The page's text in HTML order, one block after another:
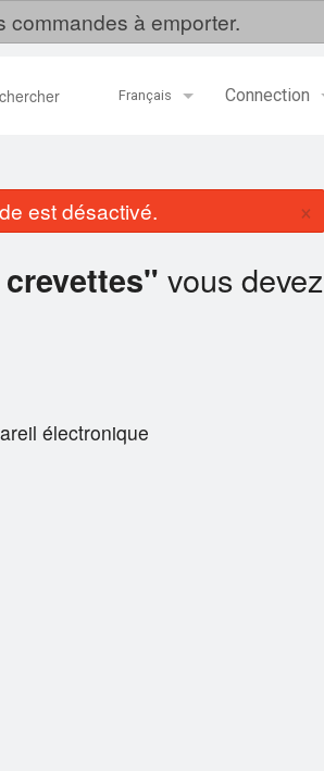
commandes à emporter.
Français Connection
est désactivé. ×
vous devez
électronique